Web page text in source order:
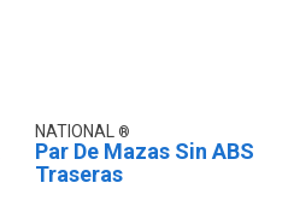
NATIONAL
Par De Mazas Sin ABS
Traseras